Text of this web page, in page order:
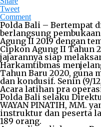
Tweet
Comment
Polda Bali – Bertempat
berlangsung
Agung II 2019 dengan
Cipkon Agung II Tahun
jajarannya siap
Harkamtibmas
Tahun Baru 2020, guna
dan kondusif. Senin (9/
Acara latihan pra
Polda Bali selaku
WAYAN PINATIH, MM.
instruktur dan peserta
189 orang.